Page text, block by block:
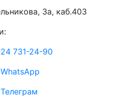
3а, каб.403
731-24-90